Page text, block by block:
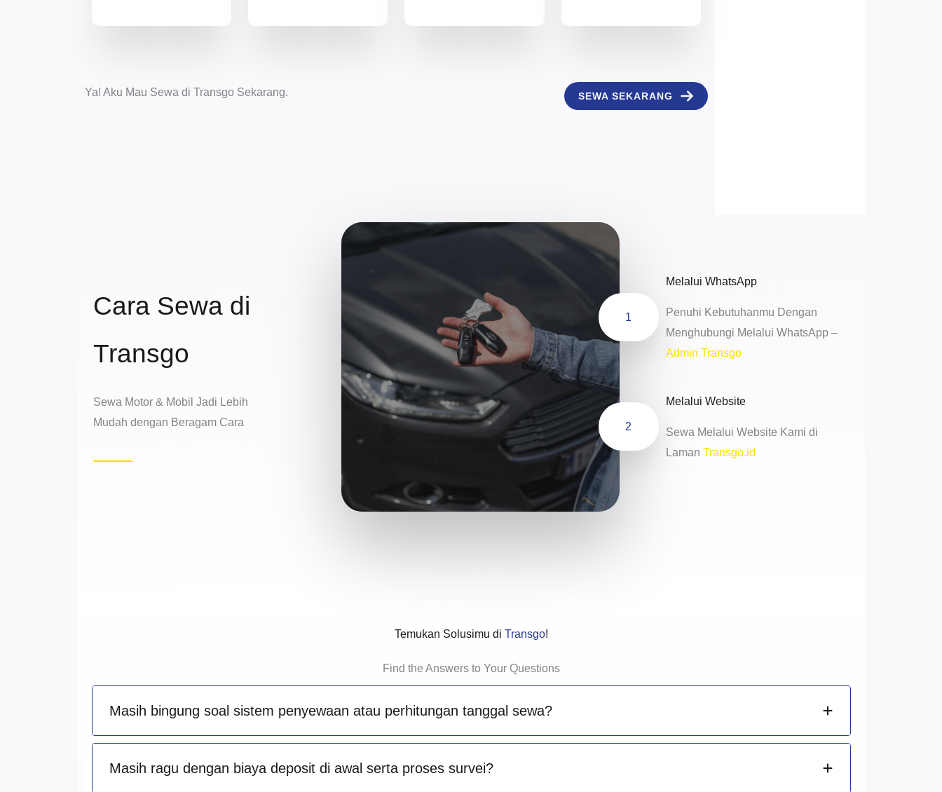
Ya! Aku Mau Sewa di Transgo Sekarang. SEWA SEKARANG
Cara Sewa di
Transgo
Sewa Motor & Mobil Jadi Lebih
Mudah dengan Beragam Cara
1
Melalui WhatsApp
Penuhi Kebutuhanmu Dengan
Menghubungi Melalui WhatsApp –
Admin Transgo
2
Melalui Website
Sewa Melalui Website Kami di
Laman Transgo.id
Temukan Solusimu di Transgo!
Find the Answers to Your Questions
Masih bingung soal sistem penyewaan atau perhitungan tanggal sewa?
Masih ragu dengan biaya deposit di awal serta proses survei?